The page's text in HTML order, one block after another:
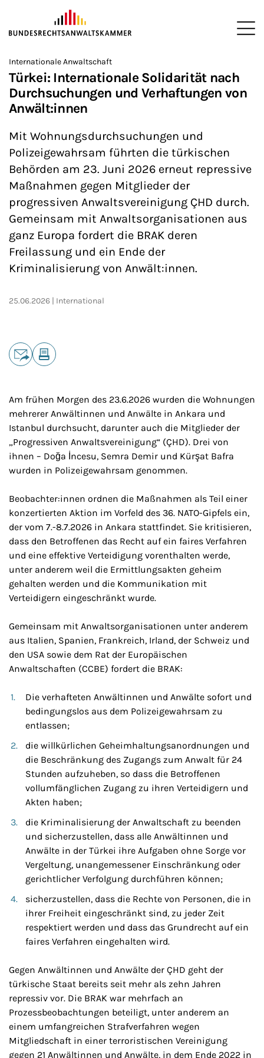
ZUM HAUPTINHALT SPRINGEN
Sie befinden sich hier:
>
Startseite
>
Newsroom
>
Newsletter
Internationale Anwaltschaft
Türkei: Internationale Solidarität nach
Durchsuchungen und Verhaftungen von
Anwält:innen
Mit Wohnungsdurchsuchungen und
Polizeigewahrsam führten die türkischen
Behörden am 23. Juni 2026 erneut repressive
Maßnahmen gegen Mitglieder der
progressiven Anwaltsvereinigung ÇHD durch.
Gemeinsam mit Anwaltsorganisationen aus
ganz Europa fordert die BRAK deren
Freilassung und ein Ende der
Kriminalisierung von Anwält:innen.
25.06.2026 International
Teilen
Am frühen Morgen des 23.6.2026 wurden die Wohnungen
mehrerer Anwältinnen und Anwälte in Ankara und
Istanbul durchsucht, darunter auch die Mitglieder der
„Progressiven Anwaltsvereinigung“ (ÇHD). Drei von
ihnen – Doğa İncesu, Semra Demir und Kürşat Bafra
wurden in Polizeigewahrsam genommen.
Beobachter:innen ordnen die Maßnahmen als Teil einer
konzertierten Aktion im Vorfeld des 36. NATO-Gipfels ein,
der vom 7.-8.7.2026 in Ankara stattfindet. Sie kritisieren,
dass den Betroffenen das Recht auf ein faires Verfahren
und eine effektive Verteidigung vorenthalten werde,
unter anderem weil die Ermittlungsakten geheim
gehalten werden und die Kommunikation mit
Verteidigern eingeschränkt wurde.
Gemeinsam mit Anwaltsorganisationen unter anderem
aus Italien, Spanien, Frankreich, Irland, der Schweiz und
den USA sowie dem Rat der Europäischen
Anwaltschaften (CCBE) fordert die BRAK:
Die verhafteten Anwältinnen und Anwälte sofort und
bedingungslos aus dem Polizeigewahrsam zu
entlassen;
die willkürlichen Geheimhaltungsanordnungen und
die Beschränkung des Zugangs zum Anwalt für 24
Stunden aufzuheben, so dass die Betroffenen
vollumfänglichen Zugang zu ihren Verteidigern und
Akten haben;
die Kriminalisierung der Anwaltschaft zu beenden
und sicherzustellen, dass alle Anwältinnen und
Anwälte in der Türkei ihre Aufgaben ohne Sorge vor
Vergeltung, unangemessener Einschränkung oder
gerichtlicher Verfolgung durchführen können;
sicherzustellen, dass die Rechte von Personen, die in
ihrer Freiheit eingeschränkt sind, zu jeder Zeit
respektiert werden und dass das Grundrecht auf ein
faires Verfahren eingehalten wird.
Gegen Anwältinnen und Anwälte der ÇHD geht der
türkische Staat bereits seit mehr als zehn Jahren
repressiv vor. Die BRAK war mehrfach an
Prozessbeobachtungen beteiligt, unter anderem an
einem umfangreichen Strafverfahren wegen
Mitgliedschaft in einer terroristischen Vereinigung
gegen 21 Anwältinnen und Anwälte, in dem Ende 2022 in